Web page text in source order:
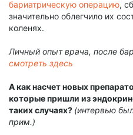
бариатрическую операцию,
значительно облегчило их
коленях.
Личный опыт врача, после
смотреть здесь
А как насчет новых
которые пришли из
таких случаях? (интервью
прим.)